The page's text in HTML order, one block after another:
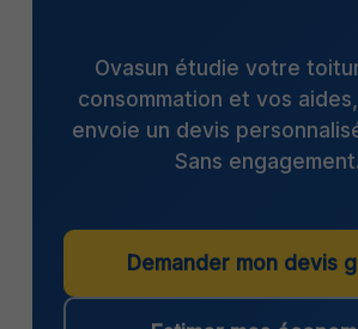
Ovasun étudie votre
consommation et vos
envoie un devis
Sans engagement.
Demander mon devis